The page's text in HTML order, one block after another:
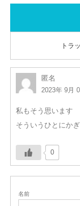
トラ
匿名
2023年 9月
私もそう思います
そういうひとにか
0
名前